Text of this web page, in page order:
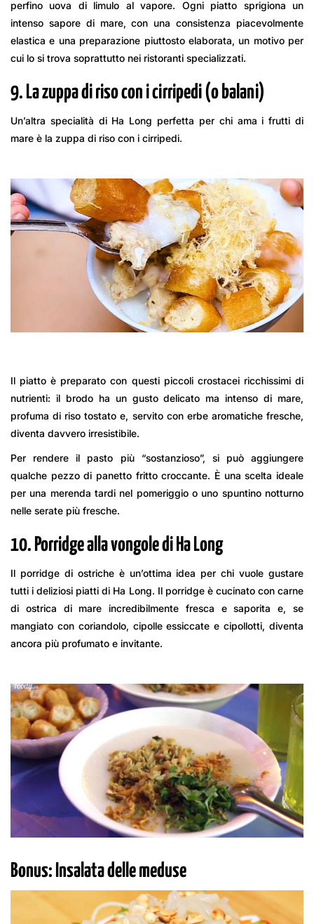
perfino uova di limulo al vapore. Ogni piatto sprigiona un
intenso sapore di mare, con una consistenza piacevolmente
elastica e una preparazione piuttosto elaborata, un motivo per
cui lo si trova soprattutto nei ristoranti specializzati.
9. La zuppa di riso con i cirripedi (o balani)
Un’altra specialità di Ha Long perfetta per chi ama i frutti di
mare è la zuppa di riso con i cirripedi.
Il piatto è preparato con questi piccoli crostacei ricchissimi di
nutrienti: il brodo ha un gusto delicato ma intenso di mare,
profuma di riso tostato e, servito con erbe aromatiche fresche,
diventa davvero irresistibile.
Per rendere il pasto più “sostanzioso”, si può aggiungere
qualche pezzo di panetto fritto croccante. È una scelta ideale
per una merenda tardi nel pomeriggio o uno spuntino notturno
nelle serate più fresche.
10. Porridge alla vongole di Ha Long
Il porridge di ostriche è un’ottima idea per chi vuole gustare
tutti i deliziosi piatti di Ha Long. Il porridge è cucinato con carne
di ostrica di mare incredibilmente fresca e saporita e, se
mangiato con coriandolo, cipolle essiccate e cipollotti, diventa
ancora più profumato e invitante.
Bonus: Insalata delle meduse